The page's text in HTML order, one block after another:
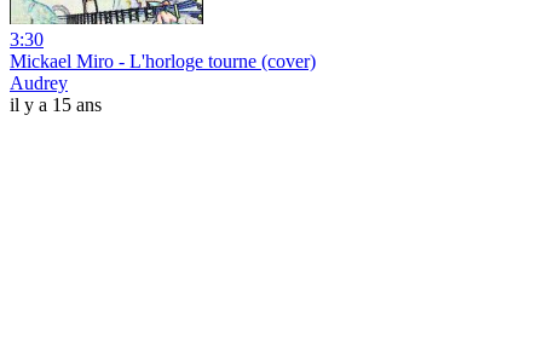
3:30
Mickael Miro - L'horloge tourne (cover)
Audrey
il y a 15 ans